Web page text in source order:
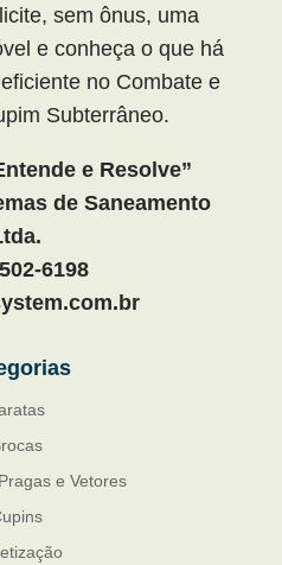
sem ônus, uma
e conheça o que há
no Combate e
Subterrâneo.
e Resolve”
de Saneamento
6198
e Vetores